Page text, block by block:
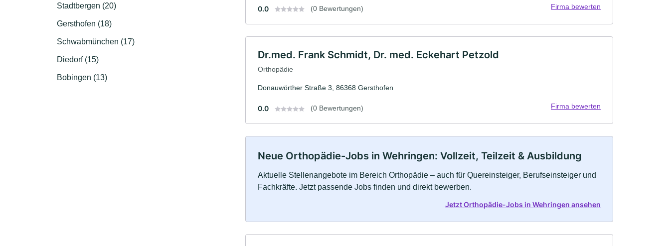
Stadtbergen (20)
Gersthofen (18)
Schwabmünchen (17)
Diedorf (15)
Bobingen (13)
0.0 (0 Bewertungen) Firma bewerten
Dr.med. Frank Schmidt, Dr. med. Eckehart Petzold
Orthopädie
Donauwörther Straße 3, 86368 Gersthofen
0.0 (0 Bewertungen) Firma bewerten
Neue Orthopädie-Jobs in Wehringen: Vollzeit, Teilzeit & Ausbildung
Aktuelle Stellenangebote im Bereich Orthopädie – auch für Quereinsteiger, Berufseinsteiger und
Fachkräfte. Jetzt passende Jobs finden und direkt bewerben.
Jetzt Orthopädie-Jobs in Wehringen ansehen